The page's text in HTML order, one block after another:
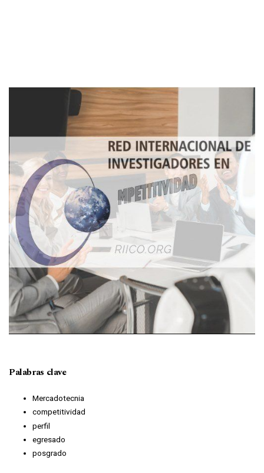
Imagen de portada
Palabras clave
Mercadotecnia
competitividad
perfil
egresado
posgrado